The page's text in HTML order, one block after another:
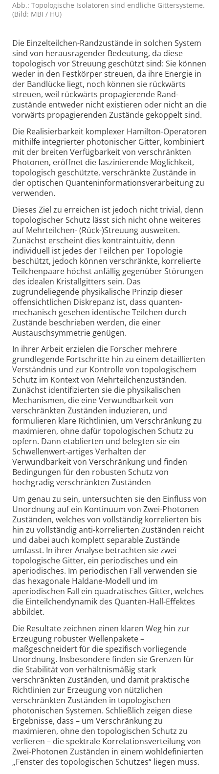
Abb.: Topologische Isolatoren sind endliche Gitter­systeme.
(Bild: MBI / HU)
Die Einzelteilchen-Randzustände in solchen System
sind von heraus­ragender Bedeutung, da diese
topologisch vor Streuung geschützt sind: Sie können
weder in den Festkörper streuen, da ihre Energie in
der Bandlücke liegt, noch können sie rückwärts
streuen, weil rückwärts propagierende Rand­
zustände entweder nicht existieren oder nicht an die
vorwärts propagierenden Zustände gekoppelt sind.
Die Realisierbarkeit komplexer Hamilton-Operatoren
mithilfe integrierter photonischer Gitter, kombiniert
mit der breiten Verfügbarkeit von verschränkten
Photonen, eröffnet die faszinierende Möglichkeit,
topologisch geschützte, verschränkte Zustände in
der optischen Quanten­informations­verarbeitung zu
verwenden.
Dieses Ziel zu erreichen ist jedoch nicht trivial, denn
topologischer Schutz lässt sich nicht ohne weiteres
auf Mehrteilchen- (Rück-)Streuung ausweiten.
Zunächst erscheint dies kontra­intuitiv, denn
individuell ist jedes der Teilchen per Topologie
beschützt, jedoch können verschränkte, korrelierte
Teilchenpaare höchst anfällig gegenüber Störungen
des idealen Kristall­gitters sein. Das
zugrundeliegende physikalische Prinzip dieser
offensichtlichen Diskrepanz ist, dass quanten­
mechanisch gesehen identische Teilchen durch
Zustände beschrieben werden, die einer
Austauschsymmetrie genügen.
In ihrer Arbeit erzielen die Forscher mehrere
grundlegende Fortschritte hin zu einem detaillierten
Verständnis und zur Kontrolle von topologischem
Schutz im Kontext von Mehr­teilchen­zuständen.
Zunächst identifizierten sie die physikalischen
Mechanismen, die eine Verwundbarkeit von
verschränkten Zuständen induzieren, und
formulieren klare Richtlinien, um Verschränkung zu
maximieren, ohne dafür topologischen Schutz zu
opfern. Dann etablierten und belegten sie ein
Schwellenwert-artiges Verhalten der
Verwundbarkeit von Verschränkung und finden
Bedingungen für den robusten Schutz von
hochgradig verschränkten Zuständen
Um genau zu sein, untersuchten sie den Einfluss von
Unordnung auf ein Kontinuum von Zwei-Photonen
Zuständen, welches von vollständig korrelierten bis
hin zu vollständig anti-korrelierten Zuständen reicht
und dabei auch komplett separable Zustände
umfasst. In ihrer Analyse betrachten sie zwei
topologische Gitter, ein periodisches und ein
aperiodisches. Im periodischen Fall verwenden sie
das hexagonale Haldane-Modell und im
aperiodischen Fall ein quadratisches Gitter, welches
die Einteilchen­dynamik des Quanten-Hall-Effektes
abbildet.
Die Resultate zeichnen einen klaren Weg hin zur
Erzeugung robuster Wellenpakete –
maßgeschneidert für die spezifisch vorliegende
Unordnung. Insbesondere finden sie Grenzen für
die Stabilität von verhältnis­mäßig stark
verschränkten Zuständen, und damit praktische
Richtlinien zur Erzeugung von nützlichen
verschränkten Zuständen in topologischen
photonischen Systemen. Schließlich zeigen diese
Ergebnisse, dass – um Verschränkung zu
maximieren, ohne den topologischen Schutz zu
verlieren – die spektrale Korrelations­verteilung von
Zwei-Photonen Zuständen in einem wohldefinierten
„Fenster des topologischen Schutzes“ liegen muss.